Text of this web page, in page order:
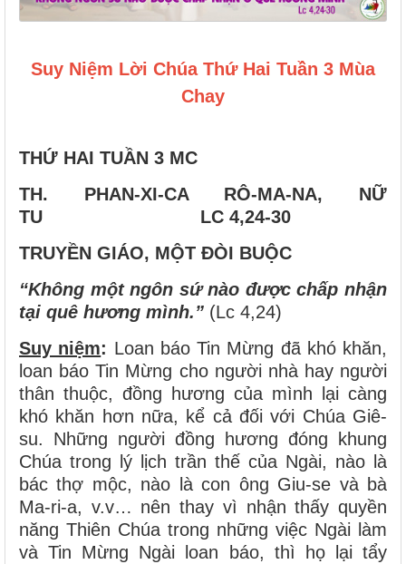
Suy Niệm Lời Chúa Thứ Hai Tuần 3 Mùa
Chay
THỨ HAI TUẦN 3 MC
TH. PHAN-XI-CA RÔ-MA-NA, NỮ
TU LC 4,24-30
TRUYỀN GIÁO, MỘT ĐÒI BUỘC
“Không một ngôn sứ nào được chấp nhận
tại quê hương mình.” (Lc 4,24)
Suy niệm: Loan báo Tin Mừng đã khó khăn,
loan báo Tin Mừng cho người nhà hay người
thân thuộc, đồng hương của mình lại càng
khó khăn hơn nữa, kể cả đối với Chúa Giê-
su. Những người đồng hương đóng khung
Chúa trong lý lịch trần thế của Ngài, nào là
bác thợ mộc, nào là con ông Giu-se và bà
Ma-ri-a, v.v… nên thay vì nhận thấy quyền
năng Thiên Chúa trong những việc Ngài làm
và Tin Mừng Ngài loan báo, thì họ lại tẩy